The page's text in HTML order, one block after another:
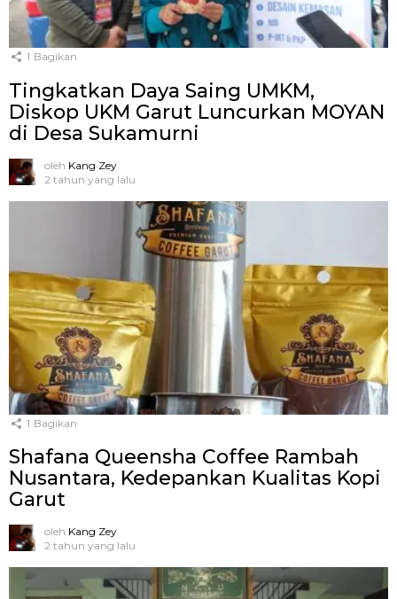
1 Bagikan
Tingkatkan Daya Saing UMKM,
Diskop UKM Garut Luncurkan MOYAN
di Desa Sukamurni
oleh Kang Zey
2 tahun yang lalu
1 Bagikan
Shafana Queensha Coffee Rambah
Nusantara, Kedepankan Kualitas Kopi
Garut
oleh Kang Zey
2 tahun yang lalu